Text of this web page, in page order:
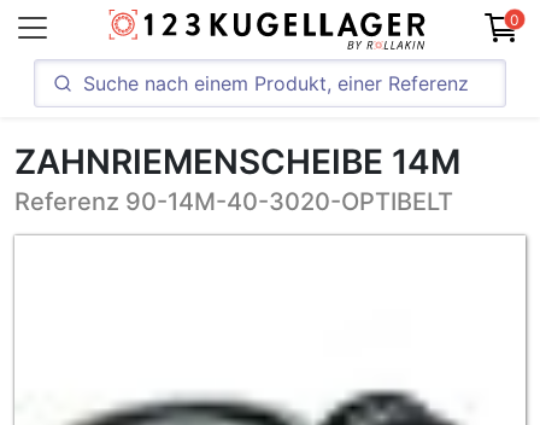
0
ZAHNRIEMENSCHEIBE 14M
Referenz 90-14M-40-3020-OPTIBELT